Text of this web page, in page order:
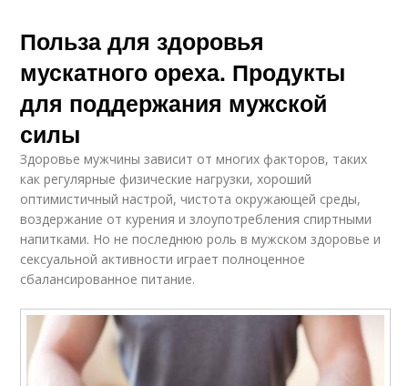
Польза для здоровья
мускатного ореха. Продукты
для поддержания мужской
силы
Здоровье мужчины зависит от многих факторов, таких
как регулярные физические нагрузки, хороший
оптимистичный настрой, чистота окружающей среды,
воздержание от курения и злоупотребления спиртными
напитками. Но не последнюю роль в мужском здоровье и
сексуальной активности играет полноценное
сбалансированное питание.